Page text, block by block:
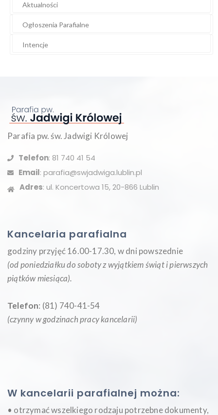
Aktualności
Ogłoszenia Parafialne
Intencje
Parafia pw. św. Jadwigi Królowej
Telefon: 81 740 41 54
Email: parafia@swjadwiga.lublin.pl
Adres: ul. Koncertowa 15, 20-866 Lublin
Kancelaria parafialna
godziny przyjęć 16.00-17.30, w dni powszednie
(od poniedziałku do soboty z wyjątkiem świąt i pierwszych
piątków miesiąca).
Telefon: (81) 740-41-54
(czynny w godzinach pracy kancelarii)
W kancelarii parafialnej można:
• otrzymać wszelkiego rodzaju potrzebne dokumenty,